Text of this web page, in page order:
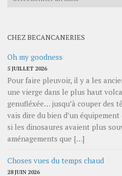
CHEZ BECANCANERIES
Oh my goodness
5 JUILLET 2026
Pour faire pleuvoir, il y a les
une vierge dans le plus haut
genufléxée… jusqu’à couper des
vais dire du bien d’un
si les dinosaures avaient plus
aménagements que […]
Choses vues du temps chaud
28 JUIN 2026